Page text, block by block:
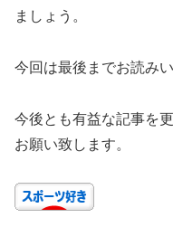
ましょう。
今回は最後までお読み
今後とも有益な記事を
お願い致します。